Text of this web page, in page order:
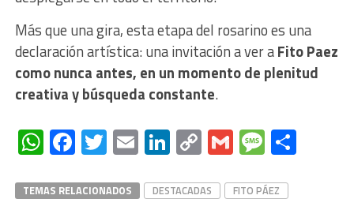
Más que una gira, esta etapa del rosarino es una
declaración artística: una invitación a ver aFito Paez
como nunca antes, en un momento de plenitud
creativa y búsqueda constante.
WhatsApp
Facebook
Twitter
EmailLinkedIn
Copy
Link
Gmail
TEMAS RELACIONADOS DESTACADAS
FITO PÁEZ